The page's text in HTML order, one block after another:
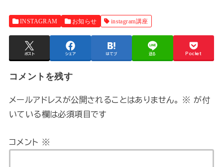
INSTAGRAM お知らせ instagram講座
ポスト シェア はてブ 送る Pocket
コメントを残す
メールアドレスが公開されることはありません。 ※ が付
いている欄は必須項目です
コメント ※